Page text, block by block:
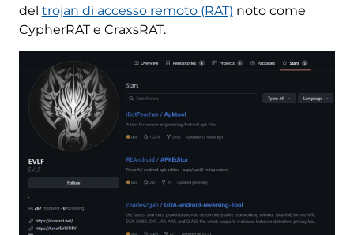
del trojan di accesso remoto (RAT) noto come
CypherRAT e CraxsRAT.